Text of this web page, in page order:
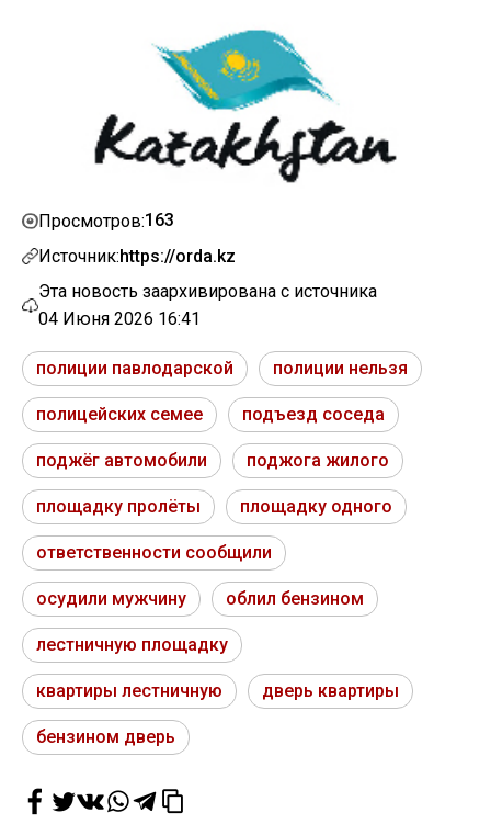
Просмотров:163
Источник:https://orda.kz
Эта новость заархивирована с источника
04 Июня 2026 16:41
полиции павлодарской полиции нельзя
полицейских семее подъезд соседа
поджёг автомобили поджога жилого
площадку пролёты площадку одного
ответственности сообщили
осудили мужчину облил бензином
лестничную площадку
квартиры лестничную дверь квартиры
бензином дверь